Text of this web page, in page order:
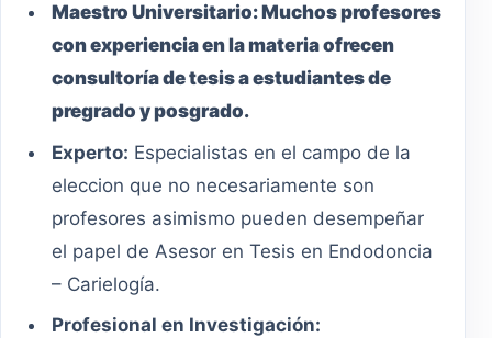
MaestroUniversitario:Muchos profesores
con experiencia en la materia ofrecen
consultoría de tesis a estudiantes de
pregrado y posgrado.
Experto: Especialistas en el campo de la
eleccion que no necesariamente son
profesores asimismo pueden desempeñar
el papel de Asesor en Tesis en Endodoncia
– Carielogía.
Profesional en Investigación: